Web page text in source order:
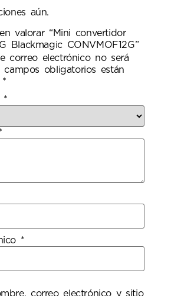
aún.
valorar “Mini convertidor
Blackmagic CONVMOF12G”
correo electrónico no será
campos obligatorios están
*
*
*
correo electrónico y sitio